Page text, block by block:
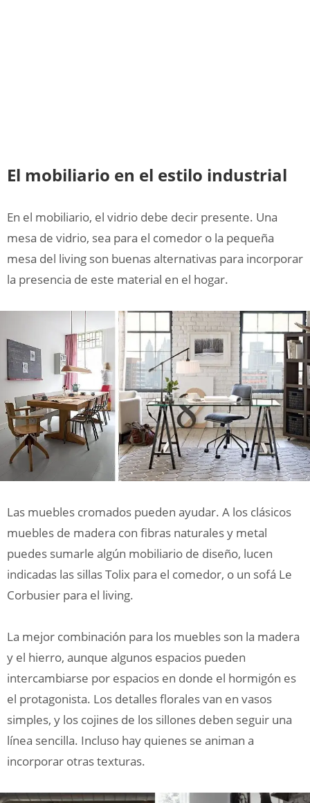
El mobiliario en el estilo industrial
En el mobiliario, el vidrio debe decir presente. Una
mesa de vidrio, sea para el comedor o la pequeña
mesa del living son buenas alternativas para incorporar
la presencia de este material en el hogar.
Las muebles cromados pueden ayudar. A los clásicos
muebles de madera con fibras naturales y metal
puedes sumarle algún mobiliario de diseño, lucen
indicadas las sillas Tolix para el comedor, o un sofá Le
Corbusier para el living.
La mejor combinación para los muebles son la madera
y el hierro, aunque algunos espacios pueden
intercambiarse por espacios en donde el hormigón es
el protagonista. Los detalles florales van en vasos
simples, y los cojines de los sillones deben seguir una
línea sencilla. Incluso hay quienes se animan a
incorporar otras texturas.